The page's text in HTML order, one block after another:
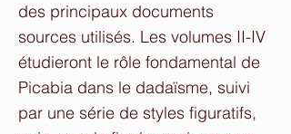
des principaux documents
sources utilisés. Les volumes II-IV
étudieront le rôle fondamental de
Picabia dans le dadaïsme, suivi
par une série de styles figuratifs,